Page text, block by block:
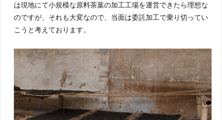
は現地にて小規模な原料茶葉の加工工場を運営できたら理想な
のですが、それも大変なので、当面は委託加工で乗り切ってい
こうと考えております。